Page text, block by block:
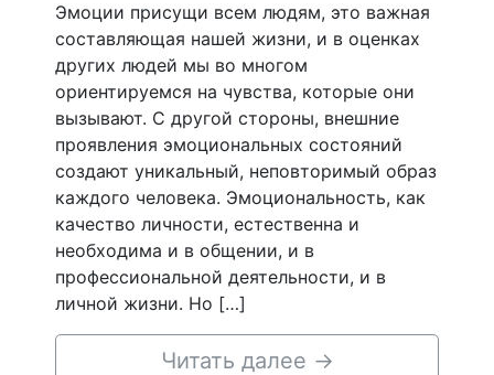
Эмоции присущи всем людям, это важная
составляющая нашей жизни, и в оценках
других людей мы во многом
ориентируемся на чувства, которые они
вызывают. С другой стороны, внешние
проявления эмоциональных состояний
создают уникальный, неповторимый образ
каждого человека. Эмоциональность, как
качество личности, естественна и
необходима и в общении, и в
профессиональной деятельности, и в
личной жизни. Но […]
Читать далее →